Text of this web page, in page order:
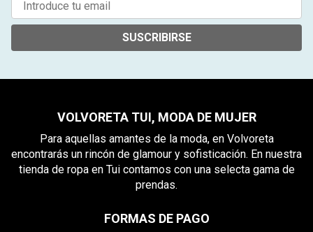
SUSCRIBIRSE
VOLVORETA TUI, MODA DE MUJER
Para aquellas amantes de la moda, en Volvoreta
encontrarás un rincón de glamour y sofisticación. En nuestra
tienda de ropa en Tui contamos con una selecta gama de
prendas.
FORMAS DE PAGO